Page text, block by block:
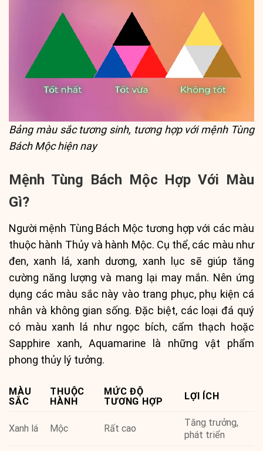
Bảng màu sắc tương sinh, tương hợp với mệnh Tùng
Bách Mộc hiện nay
Mệnh Tùng Bách Mộc Hợp Với Màu
Gì?
Người mệnh Tùng Bách Mộc tương hợp với các màu
thuộc hành Thủy và hành Mộc. Cụ thể, các màu như
đen, xanh lá, xanh dương, xanh lục sẽ giúp tăng
cường năng lượng và mang lại may mắn. Nên ứng
dụng các màu sắc này vào trang phục, phụ kiện cá
nhân và không gian sống. Đặc biệt, các loại đá quý
có màu xanh lá như ngọc bích, cẩm thạch hoặc
Sapphire xanh, Aquamarine là những vật phẩm
phong thủy lý tưởng.
MÀU
SẮC
THUỘC
HÀNH
MỨC ĐỘ
TƯƠNG HỢP
LỢI ÍCH
Xanh lá Mộc Rất cao
Tăng trưởng,
phát triển